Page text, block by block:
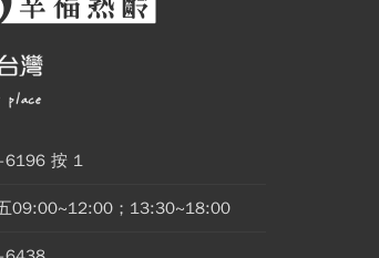
6196 按 1
09:00~12:00；13:30~18:00